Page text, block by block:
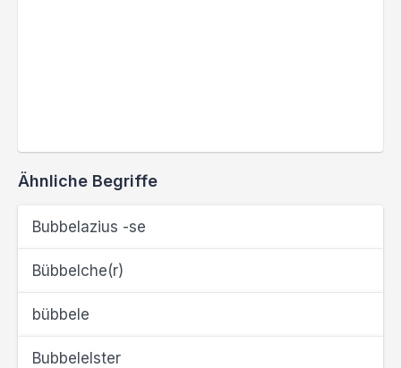
Ähnliche Begriffe
Bubbelazius -se
Bübbelche(r)
bübbele
Bubbelelster